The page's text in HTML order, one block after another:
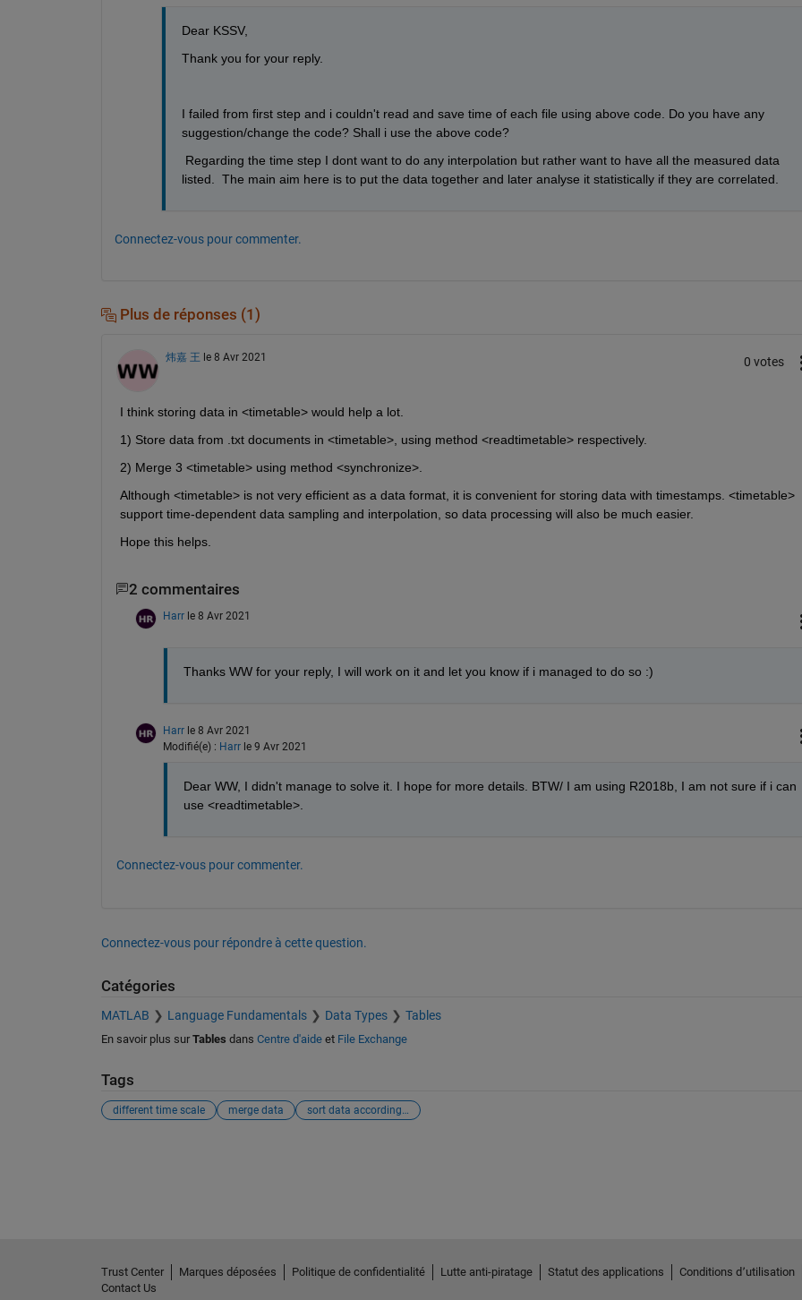
Dear KSSV,
Thank you for your reply.
I failed from first step and i couldn't read and save time of each file using above code. Do you have any
suggestion/change the code? Shall i use the above code?
Regarding the time step I dont want to do any interpolation but rather want to have all the measured data
listed.  The main aim here is to put the data together and later analyse it statistically if they are correlated.
Connectez-vous pour commenter.
Plus de réponses (1)
炜嘉 王 le 8 Avr 2021 0 votes
I think storing data in <timetable> would help a lot.
1) Store data from .txt documents in <timetable>, using method <readtimetable> respectively.
2) Merge 3 <timetable> using method <synchronize>.
Although <timetable> is not very efficient as a data format, it is convenient for storing data with timestamps. <timetable>
support time-dependent data sampling and interpolation, so data processing will also be much easier.
Hope this helps.
2 commentaires
Harr le 8 Avr 2021
Thanks WW for your reply, I will work on it and let you know if i managed to do so :)
Harr le 8 Avr 2021
Modifié(e) : Harr le 9 Avr 2021
Dear WW, I didn't manage to solve it. I hope for more details. BTW/ I am using R2018b, I am not sure if i can
use <readtimetable>.
Connectez-vous pour commenter.
Connectez-vous pour répondre à cette question.
Catégories
MATLAB Language Fundamentals Data Types Tables
En savoir plus sur Tables dans Centre d'aideet File Exchange
Tags
different time scale merge data sort data according to date/time
Trust Center Marques déposées Politique de confidentialité Lutte anti-piratage Statut des applications
Conditions d՚utilisation
Contact Us